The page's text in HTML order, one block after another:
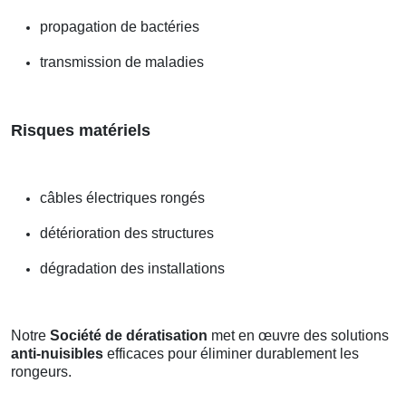
propagation de bactéries
transmission de maladies
Risques matériels
câbles électriques rongés
détérioration des structures
dégradation des installations
Notre Société de dératisation met en œuvre des solutions
anti-nuisibles efficaces pour éliminer durablement les
rongeurs.